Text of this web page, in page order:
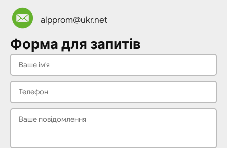
alpprom@ukr.net
Форма для запитів